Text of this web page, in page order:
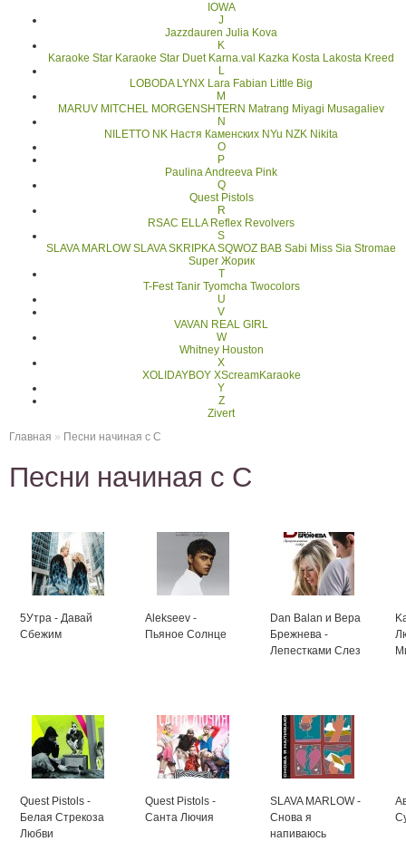
IOWA
J
Jazzdauren Julia Kova
K
Karaoke Star Karaoke Star Duet Karna.val Kazka Kosta Lakosta Kreed
L
LOBODA LYNX Lara Fabian Little Big
M
MARUV MITCHEL MORGENSHTERN Matrang Miyagi Musagaliev
N
NILETTO NK Настя Каменских NYu NZK Nikita
O
P
Paulina Andreeva Pink
Q
Quest Pistols
R
RSAC ELLA Reflex Revolvers
S
SLAVA MARLOW SLAVA SKRIPKA SQWOZ BAB Sabi Miss Sia Stromae
Super Жорик
T
T-Fest Tanir Tyomcha Twocolors
U
V
VAVAN REAL GIRL
W
Whitney Houston
X
XOLIDAYBOY XScreamKaraoke
Y
Z
Zivert
Главная » Песни начиная с С
Песни начиная с С
5Утра - Давай
Сбежим
Alekseev -
Пьяное Солнце
Dan Balan и Вера
Брежнева -
Лепестками Слез
Quest Pistols -
Белая Стрекоза
Любви
Quest Pistols -
Санта Лючия
SLAVA MARLOW -
Снова я
напиваюсь